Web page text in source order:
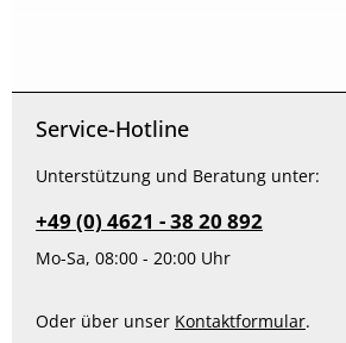
Service-Hotline
Unterstützung und Beratung unter:
+49 (0) 4621 - 38 20 892
Mo-Sa, 08:00 - 20:00 Uhr
Oder über unser Kontaktformular.